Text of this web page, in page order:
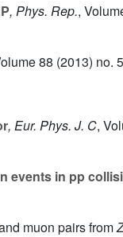
, Phys. Rep.,
88 (2013) no.
, Eur. Phys. J. C,
events in pp
muon pairs from